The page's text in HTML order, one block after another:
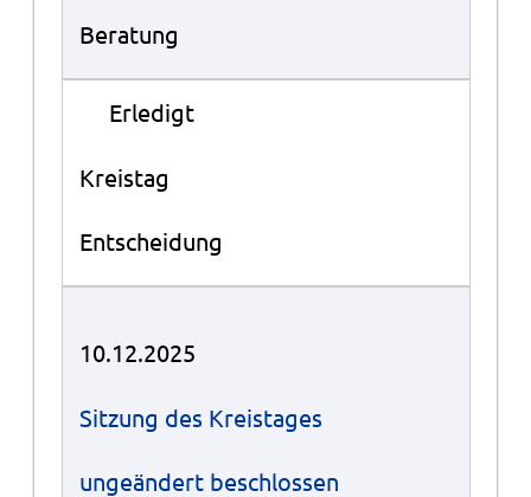
Beratung
Erledigt
Kreistag
Entscheidung
10.12.2025
Sitzung des Kreistages
ungeändert beschlossen